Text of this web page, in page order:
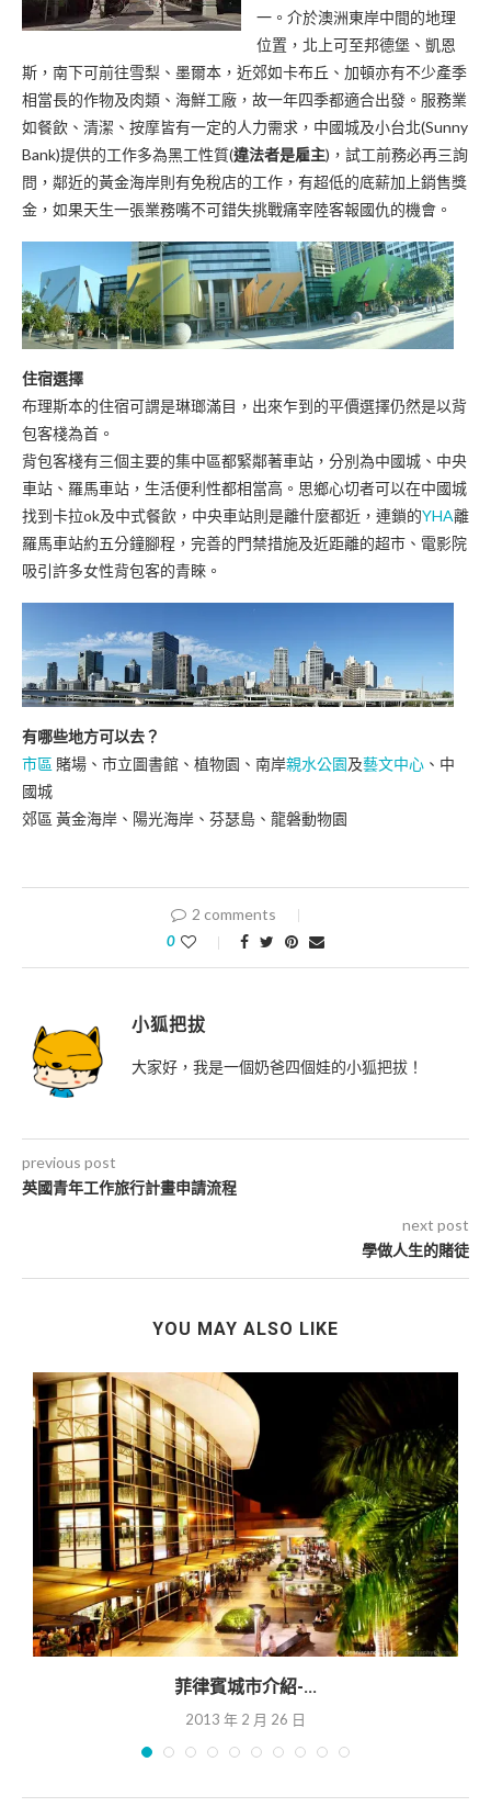
一。介於澳洲東岸中間的地理
位置，北上可至邦德堡、凱恩
斯，南下可前往雪梨、墨爾本，近郊如卡布丘、加頓亦有不少產季
相當長的作物及肉類、海鮮工廠，故一年四季都適合出發。服務業
如餐飲、清潔、按摩皆有一定的人力需求，中國城及小台北(Sunny
Bank)提供的工作多為黑工性質(違法者是雇主)，試工前務必再三詢
問，鄰近的黃金海岸則有免稅店的工作，有超低的底薪加上銷售獎
金，如果天生一張業務嘴不可錯失挑戰痛宰陸客報國仇的機會。
住宿選擇
布理斯本的住宿可謂是琳瑯滿目，出來乍到的平價選擇仍然是以背
包客棧為首。
背包客棧有三個主要的集中區都緊鄰著車站，分別為中國城、中央
車站、羅馬車站，生活便利性都相當高。思鄉心切者可以在中國城
找到卡拉ok及中式餐飲，中央車站則是離什麼都近，連鎖的YHA離
羅馬車站約五分鐘腳程，完善的門禁措施及近距離的超市、電影院
吸引許多女性背包客的青睞。
有哪些地方可以去？
市區 賭場、市立圖書館、植物園、南岸親水公園及藝文中心 、中
國城
郊區 黃金海岸、 陽光海岸、芬瑟島、龍磐動物園
2 comments
0
小狐把拔
大家好，我是一個奶爸四個娃的小狐把拔！
previous post
英國青年工作旅行計畫申請流程
next post
學做人生的賭徒
YOU MAY ALSO LIKE
菲律賓城市介紹-...
2013 年 2 月 26 日